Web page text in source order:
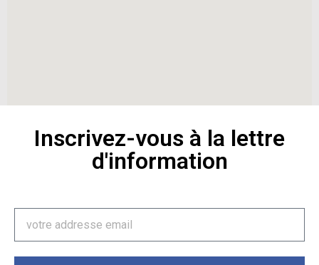
Inscrivez-vous à la lettre
d'information